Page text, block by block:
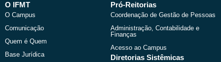
o
k
O IFMT
O Campus
Comunicação
Quem é Quem
Base Jurídica
Pró-Reitorias
Coordenação de Gestão de Pessoas
Administração, Contabilidade e
Finanças
Acesso ao Campus
Diretorias Sistêmicas